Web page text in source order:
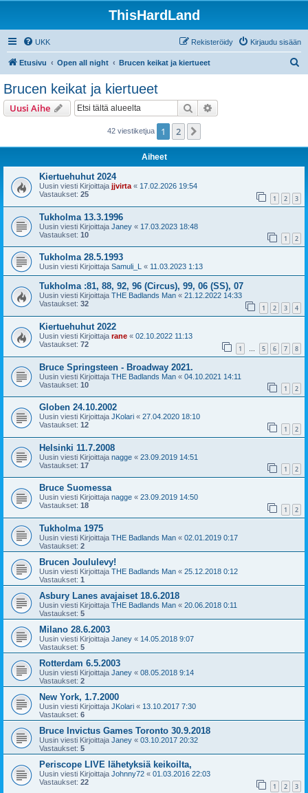
ThisHardLand
UKK Kirjaudu sisään
Rekisteröidy
Etusivu Open all night Brucen keikat ja kiertueet
Brucen keikat ja kiertueet
Uusi Aihe Etsi
42 viestiketjua 1 2
Aiheet
Kiertuehuhut 2024
Uusin viesti Kirjoittaja jjvirta « 17.02.2026 19:54
Vastaukset: 25 1 2 3
Tukholma 13.3.1996
Uusin viesti Kirjoittaja Janey « 17.03.2023 18:48
Vastaukset: 10 1 2
Tukholma 28.5.1993
Uusin viesti Kirjoittaja Samuli_L « 11.03.2023 1:13
Tukholma :81, 88, 92, 96 (Circus), 99, 06 (SS), 07
Uusin viesti Kirjoittaja THE Badlands Man « 21.12.2022 14:33
Vastaukset: 32 1 2 3 4
Kiertuehuhut 2022
Uusin viesti Kirjoittaja rane « 02.10.2022 11:13
Vastaukset: 72 1 … 5 6 7 8
Bruce Springsteen - Broadway 2021.
Uusin viesti Kirjoittaja THE Badlands Man « 04.10.2021 14:11
Vastaukset: 10 1 2
Globen 24.10.2002
Uusin viesti Kirjoittaja JKolari « 27.04.2020 18:10
Vastaukset: 12 1 2
Helsinki 11.7.2008
Uusin viesti Kirjoittaja nagge « 23.09.2019 14:51
Vastaukset: 17 1 2
Bruce Suomessa
Uusin viesti Kirjoittaja nagge « 23.09.2019 14:50
Vastaukset: 18 1 2
Tukholma 1975
Uusin viesti Kirjoittaja THE Badlands Man « 02.01.2019 0:17
Vastaukset: 2
Brucen Joululevy!
Uusin viesti Kirjoittaja THE Badlands Man « 25.12.2018 0:12
Vastaukset: 1
Asbury Lanes avajaiset 18.6.2018
Uusin viesti Kirjoittaja THE Badlands Man « 20.06.2018 0:11
Vastaukset: 5
Milano 28.6.2003
Uusin viesti Kirjoittaja Janey « 14.05.2018 9:07
Vastaukset: 5
Rotterdam 6.5.2003
Uusin viesti Kirjoittaja Janey « 08.05.2018 9:14
Vastaukset: 2
New York, 1.7.2000
Uusin viesti Kirjoittaja JKolari « 13.10.2017 7:30
Vastaukset: 6
Bruce Invictus Games Toronto 30.9.2018
Uusin viesti Kirjoittaja Janey « 03.10.2017 20:32
Vastaukset: 5
Periscope LIVE lähetyksiä keikoilta,
Uusin viesti Kirjoittaja Johnny72 « 01.03.2016 22:03
Vastaukset: 22 1 2 3